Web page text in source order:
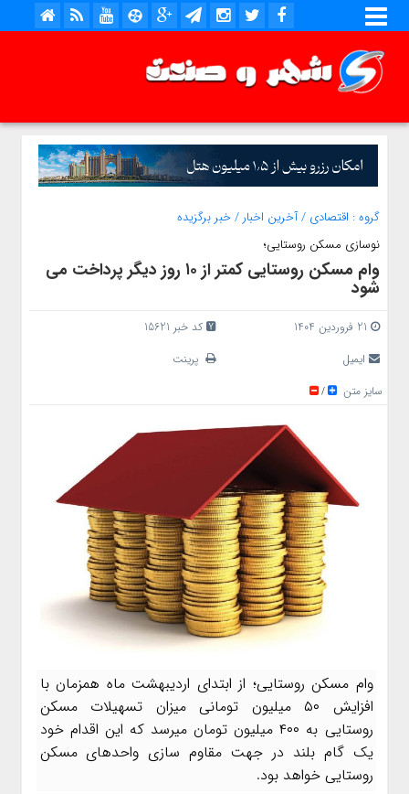
گروه : اقتصادی /آخرین اخبار /خبر برگزیده
نوسازی مسکن روستایی؛
وام مسکن روستایی کمتر از ۱۰ روز دیگر پرداخت می
شود
21 فروردین 1404
کد خبر 15621
ایمیل
پرینت
سایز متن
/
وام مسکن روستایی؛ از ابتدای اردیبهشت ماه همزمان با
افزایش ۵۰ میلیون تومانی میزان تسهیلات مسکن
روستایی به ۴۰۰ میلیون تومان میرسد که این اقدام خود
یک گام بلند در جهت مقاوم سازی واحد‌های مسکن
روستایی خواهد بود.